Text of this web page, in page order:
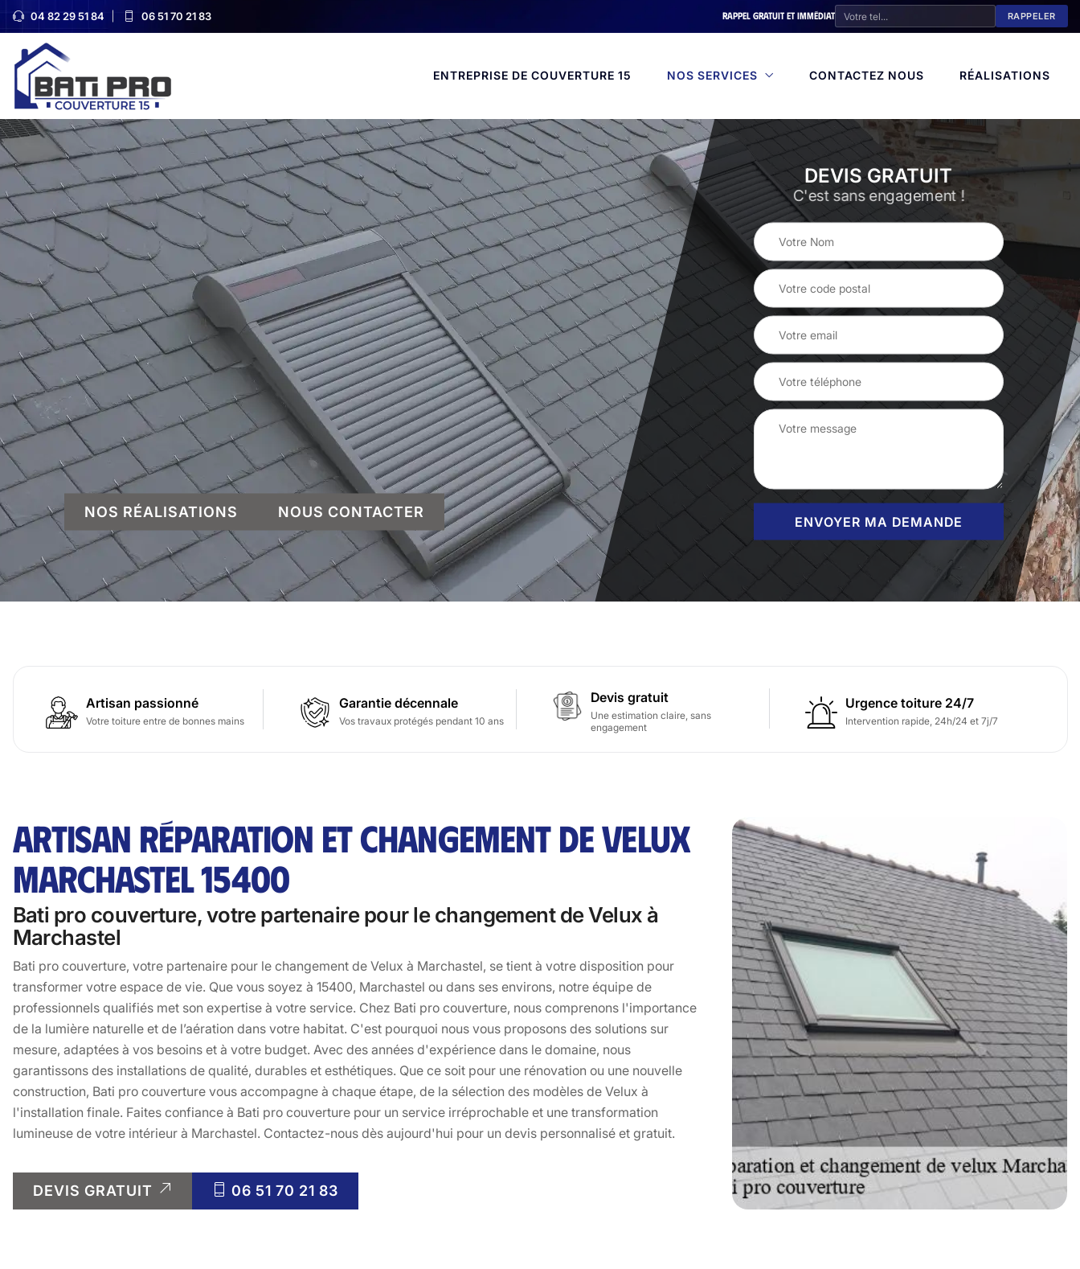
04 82 29 51 84 06 51 70 21 83 Rappel gratuit et immédiat
ENTREPRISE DE COUVERTURE 15 NOS SERVICES CONTACTEZ NOUS RÉALISATIONS
NOS RÉALISATIONS NOUS CONTACTER
DEVIS GRATUIT
C'est sans engagement !
Artisan passionné
Votre toiture entre de bonnes mains
Garantie décennale
Vos travaux protégés pendant 10 ans
Devis gratuit
Une estimation claire, sans
engagement
Urgence toiture 24/7
Intervention rapide, 24h/24 et 7j/7
ARTISAN RÉPARATION ET CHANGEMENT DE VELUX
MARCHASTEL 15400
Bati pro couverture, votre partenaire pour le changement de Velux à
Marchastel
Bati pro couverture, votre partenaire pour le changement de Velux à Marchastel, se tient à votre disposition pour
transformer votre espace de vie. Que vous soyez à 15400, Marchastel ou dans ses environs, notre équipe de
professionnels qualifiés met son expertise à votre service. Chez Bati pro couverture, nous comprenons l'importance
de la lumière naturelle et de l’aération dans votre habitat. C'est pourquoi nous vous proposons des solutions sur
mesure, adaptées à vos besoins et à votre budget. Avec des années d'expérience dans le domaine, nous
garantissons des installations de qualité, durables et esthétiques. Que ce soit pour une rénovation ou une nouvelle
construction, Bati pro couverture vous accompagne à chaque étape, de la sélection des modèles de Velux à
l'installation finale. Faites confiance à Bati pro couverture pour un service irréprochable et une transformation
lumineuse de votre intérieur à Marchastel. Contactez-nous dès aujourd'hui pour un devis personnalisé et gratuit.
DEVIS GRATUIT 06 51 70 21 83